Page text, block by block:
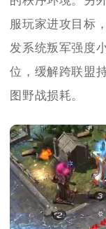
服玩家进攻目标
发系统叛军强度
位，缓解跨联盟
图野战损耗。